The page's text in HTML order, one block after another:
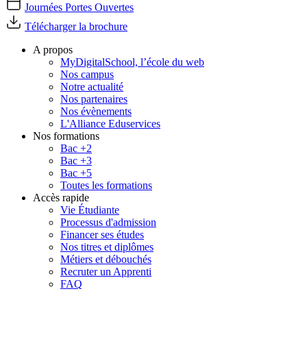
Journées Portes Ouvertes
Télécharger la brochure
A propos
MyDigitalSchool, l’école du web
Nos campus
Notre actualité
Nos partenaires
Nos évènements
L'Alliance Eduservices
Nos formations
Bac +2
Bac +3
Bac +5
Toutes les formations
Accès rapide
Vie Étudiante
Processus d'admission
Financer ses études
Nos titres et diplômes
Métiers et débouchés
Recruter un Apprenti
FAQ